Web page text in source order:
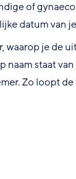
of
datum van
waarop je de
staat
Zo loopt